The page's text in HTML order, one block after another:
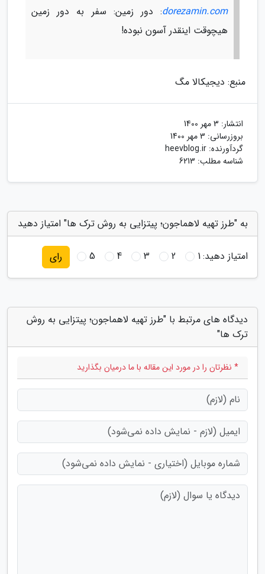
dorezamin.com: دور زمین: سفر به دور زمین
هیچوقت اینقدر آسون نبوده!
منبع: دیجیکالا مگ
انتشار: 3 مهر 1400
بروزرسانی: 3 مهر 1400
گردآورنده: heevblog.ir
شناسه مطلب: 6213
به "طرز تهیه لاهماجون؛ پیتزایی به روش ترک ها" امتیاز دهید
امتیاز دهید:1
2
3
4
5 رای
دیدگاه های مرتبط با "طرز تهیه لاهماجون؛ پیتزایی به روش
ترک ها"
* نظرتان را در مورد این مقاله با ما درمیان بگذارید